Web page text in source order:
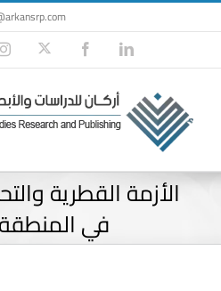
Skip
to
content
LinkedIn
Facebook
الأزمة القطرية
في المنطقة